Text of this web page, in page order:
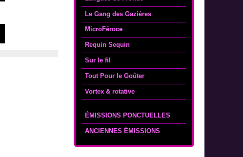
Le Gang des Gazières
MicroFéroce
Requin Sequin
Sur le fil
Tout Pour le Goûter
Vortex & rotative
ÉMISSIONS PONCTUELLES
ANCIENNES ÉMISSIONS